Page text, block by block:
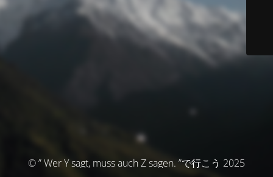
© ” Wer Y sagt, muss auch Z sagen. ”で行こう 2025